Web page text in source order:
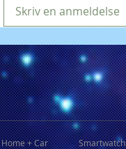
Skriv en anmeldelse
+ Car Smartwatch